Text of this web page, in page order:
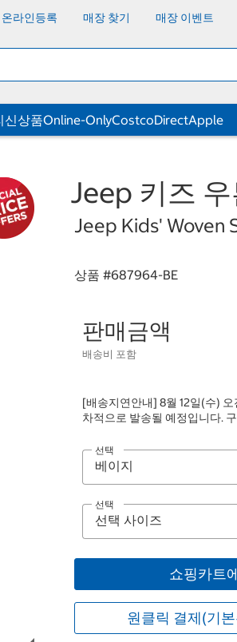
온라인등록 매장 찾기 매장 이벤트
신상품Online-OnlyCostcoDirectApple
Jeep 키즈
Jeep Kids' Woven
상품 #687964-BE
판매금액
배송비 포함
[배송지연안내] 8월 12일(수)
차적으로 발송될 예정입니다.
선택
선택
쇼핑카트
원클릭 결제(기